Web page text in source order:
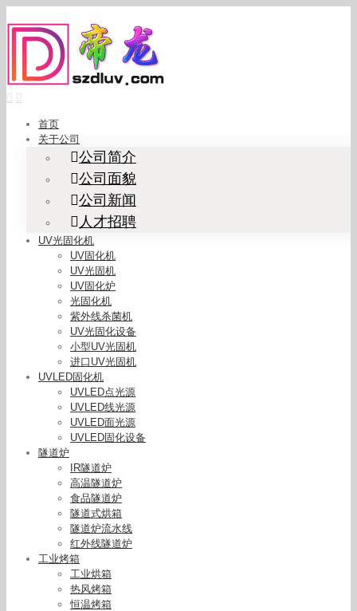
to
content
首页
关于公司
公司简介
公司面貌
公司新闻
人才招聘
UV光固化机
UV固化机
UV光固机
UV固化炉
光固化机
紫外线杀菌机
UV光固化设备
小型UV光固机
进口UV光固机
UVLED固化机
UVLED点光源
UVLED线光源
UVLED面光源
UVLED固化设备
隧道炉
IR隧道炉
高温隧道炉
食品隧道炉
隧道式烘箱
隧道炉流水线
红外线隧道炉
工业烤箱
工业烘箱
热风烤箱
恒温烤箱